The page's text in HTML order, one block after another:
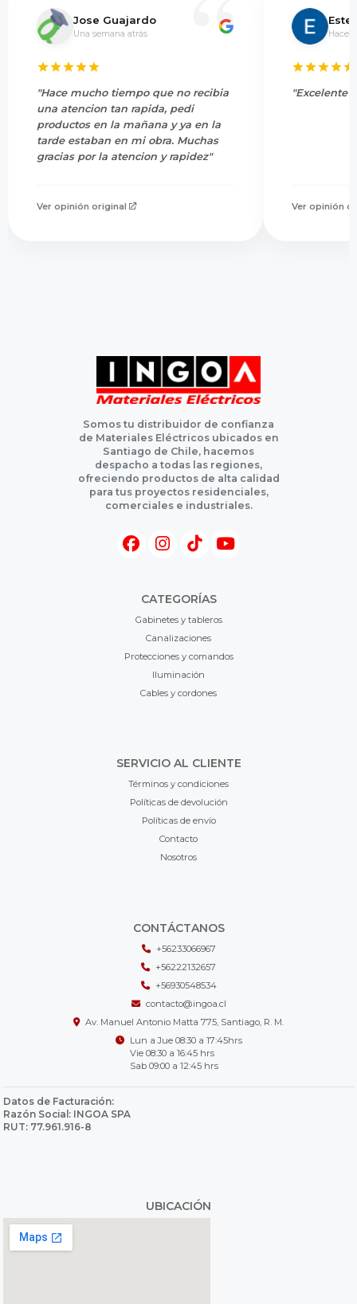
Jose Guajardo
Una semana atrás
"Hace mucho tiempo que no recibia
una atencion tan rapida, pedi
productos en la mañana y ya en la
tarde estaban en mi obra. Muchas
gracias por la atencion y rapidez"
Ver opinión original
Hace
"Excelente
Ver opinión
Somos tu distribuidor de confianza
de Materiales Eléctricos ubicados en
Santiago de Chile, hacemos
despacho a todas las regiones,
ofreciendo productos de alta calidad
para tus proyectos residenciales,
comerciales e industriales.
CATEGORÍAS
Gabinetes y tableros
Canalizaciones
Protecciones y comandos
Iluminación
Cables y cordones
SERVICIO AL CLIENTE
Términos y condiciones
Políticas de devolución
Políticas de envío
Contacto
Nosotros
CONTÁCTANOS
+56233066967
+56222132657
+56930548534
contacto@ingoa.cl
Av. Manuel Antonio Matta 775, Santiago, R. M.
Lun a Jue 08:30 a 17:45hrs
Vie 08:30 a 16:45 hrs
Sab 09:00 a 12:45 hrs
Datos de Facturación:
Razón Social: INGOA SPA
RUT: 77.961.916-8
UBICACIÓN